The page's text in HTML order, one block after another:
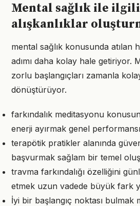
Mental sağlık ile
alışkanlıklar
mental sağlık konusunda atılan
adımı daha kolay hale getiriyor.
zorlu başlangıçları zamanla
dönüştürüyor.
farkındalık meditasyonu
enerji ayırmak genel
terapötik pratikler alanında
başvurmak sağlam bir temel
travma farkındalığı özelliğini
etmek uzun vadede büyük fark
İyi bir başlangıç noktası bulmak